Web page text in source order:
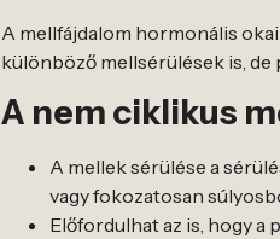
A mellfájdalom hormonális
különböző mellsérülések is, de
A nem ciklikus
A mellek sérülése a
vagy fokozatosan
Előfordulhat az is, hogy a